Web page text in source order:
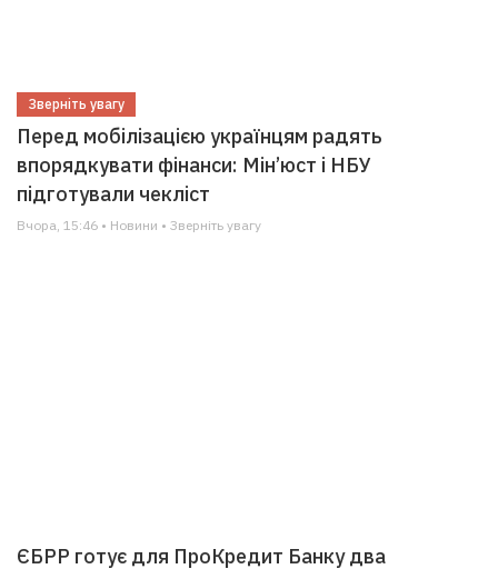
Зверніть увагу
Перед мобілізацією українцям радять
впорядкувати фінанси: Мін’юст і НБУ
підготували чекліст
Вчора, 15:46 • Новини • Зверніть увагу
ЄБРР готує для ПроКредит Банку два